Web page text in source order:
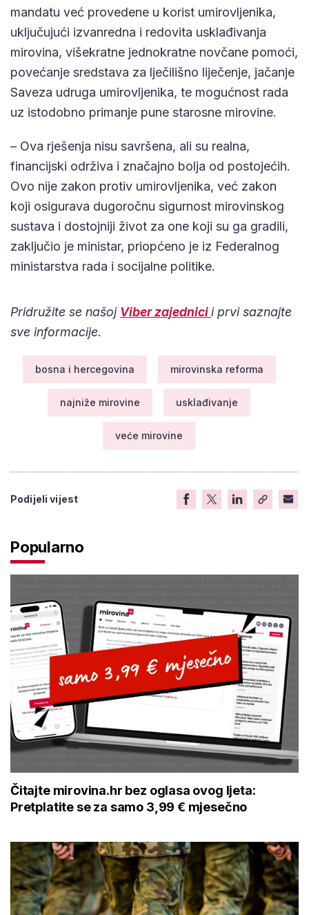
mandatu već provedene u korist umirovljenika,
uključujući izvanredna i redovita usklađivanja
mirovina, višekratne jednokratne novčane pomoći,
povećanje sredstava za lječilišno liječenje, jačanje
Saveza udruga umirovljenika, te mogućnost rada
uz istodobno primanje pune starosne mirovine.
– Ova rješenja nisu savršena, ali su realna,
financijski održiva i značajno bolja od postojećih.
Ovo nije zakon protiv umirovljenika, već zakon
koji osigurava dugoročnu sigurnost mirovinskog
sustava i dostojniji život za one koji su ga gradili,
zaključio je ministar, priopćeno je iz Federalnog
ministarstva rada i socijalne politike.
Pridružite se našoj Viber zajednicii prvi saznajte
sve informacije.
bosna i hercegovina mirovinska reforma
najniže mirovine usklađivanje
veće mirovine
Podijeli vijest
Popularno
Čitajte mirovina.hr bez oglasa ovog ljeta:
Pretplatite se za samo 3,99 € mjesečno